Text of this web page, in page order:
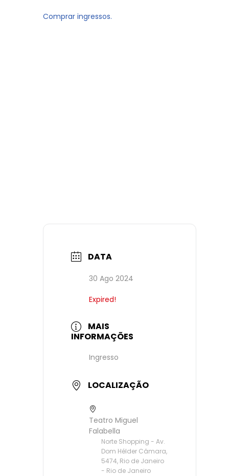
Comprar ingressos.
DATA
30 Ago 2024
Expired!
MAIS
INFORMAÇÕES
Ingresso
LOCALIZAÇÃO
Teatro Miguel
Falabella
Norte Shopping - Av.
Dom Hélder Câmara,
5474, Rio de Janeiro
- Rio de Janeiro